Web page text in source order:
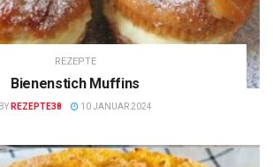
REZEPTE
Bienenstich Muffins
BY REZEPTE38 10 JANUAR 2024